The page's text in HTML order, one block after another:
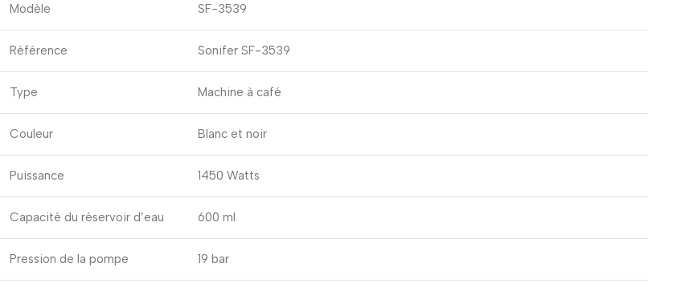
Modèle SF-3539
Référence Sonifer SF-3539
Type Machine à café
Couleur Blanc et noir
Puissance 1450 Watts
Capacité du réservoir d’eau 600 ml
Pression de la pompe 19 bar